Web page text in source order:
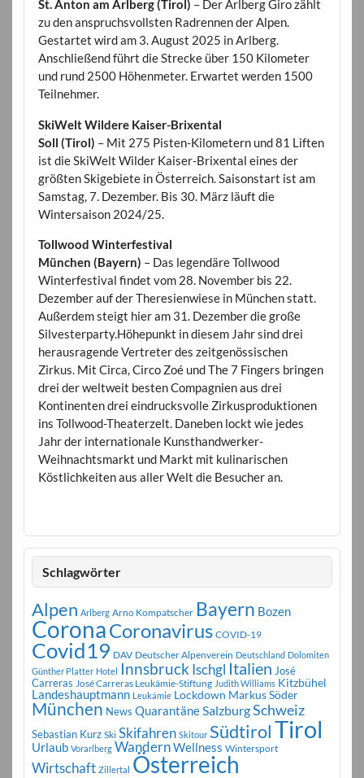
St. Anton am Arlberg (Tirol) – Der Arlberg Giro zählt
zu den anspruchsvollsten Radrennen der Alpen.
Gestartet wird am 3. August 2025 in Arlberg.
Anschließend führt die Strecke über 150 Kilometer
und rund 2500 Höhenmeter. Erwartet werden 1500
Teilnehmer.
SkiWelt Wildere Kaiser-Brixental
Soll (Tirol) – Mit 275 Pisten-Kilometern und 81 Liften
ist die SkiWelt Wilder Kaiser-Brixental eines der
größten Skigebiete in Österreich. Saisonstart ist am
Samstag, 7. Dezember. Bis 30. März läuft die
Wintersaison 2024/25.
Tollwood Winterfestival
München (Bayern) – Das legendäre Tollwood
Winterfestival findet vom 28. November bis 22.
Dezember auf der Theresienwiese in München statt.
Außerdem steigt hier am 31. Dezember die große
Silvesterparty.Höhepunkt in diesem Jahr sind drei
herausragende Vertreter des zeitgenössischen
Zirkus. Mit Circa, Circo Zoé und The 7 Fingers bringen
drei der weltweit besten Compagnien aus drei
Kontinenten drei eindrucksvolle Zirkusproduktionen
ins Tollwood-Theaterzelt. Daneben lockt wie jedes
Jahr der internationale Kunsthandwerker-
Weihnachtsmarkt und Markt mit kulinarischen
Köstlichkeiten aus aller Welt die Besucher an.
Schlagwörter
Alpen Arlberg Arno Kompatscher Bayern Bozen
CoronaCoronavirus COVID-19
Covid19 DAV Deutscher Alpenverein Deutschland Dolomiten
Günther Platter Hotel Innsbruck Ischgl Italien José
Carreras José Carreras Leukämie-Stiftung Judith Williams Kitzbühel
Landeshauptmann Leukämie Lockdown Markus Söder
München News QuarantäneSalzburgSchweiz
Sebastian Kurz Ski Skifahren Skitour SüdtirolTirol
Urlaub Vorarlberg WandernWellness Wintersport
Wirtschaft Zillertal Österreich